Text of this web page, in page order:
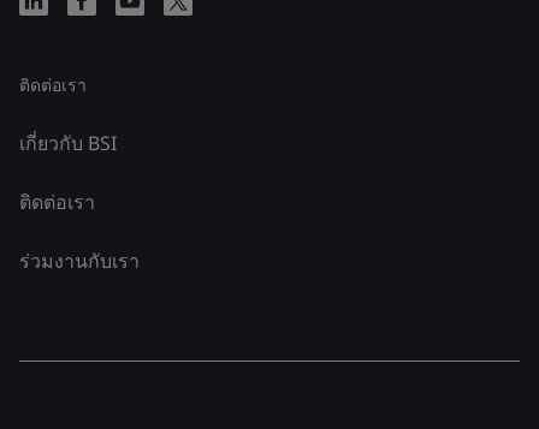
ติดต่อเรา
เกี่ยวกับ BSI
ติดต่อเรา
ร่วมงานกับเรา